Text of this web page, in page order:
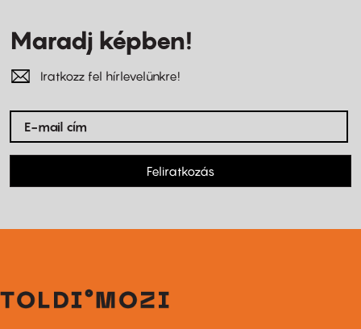
Maradj képben!
Iratkozz fel hírlevelünkre!
Feliratkozás